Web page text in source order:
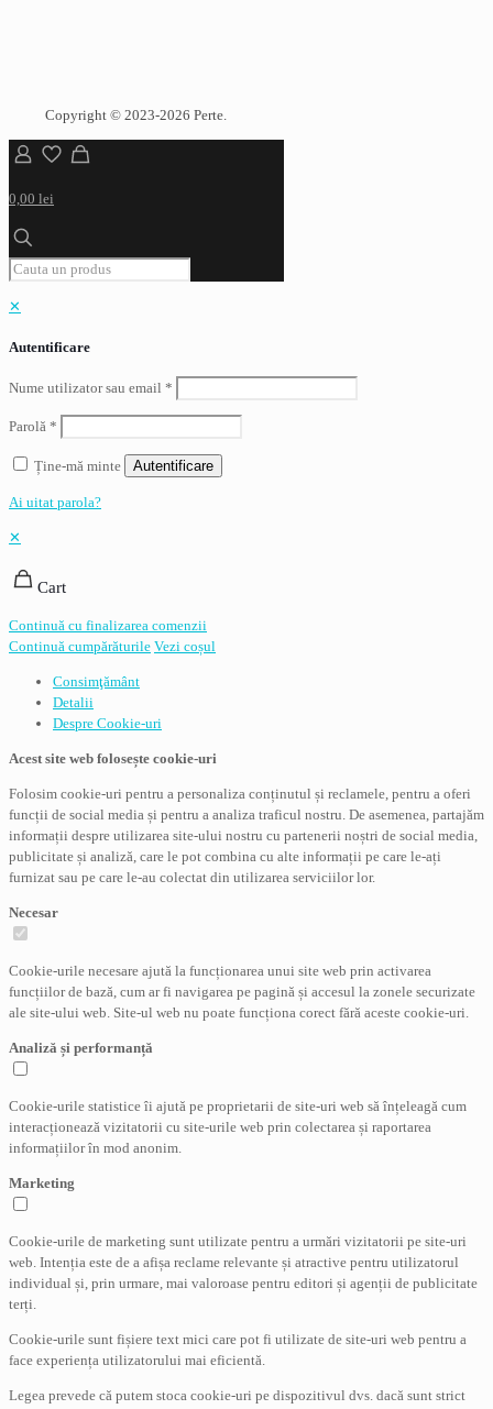
Copyright © 2023-2026 Perte.
0,00 lei
✕
Autentificare
Nume utilizator sau email *
Parolă *
Ține-mă minte Autentificare
Ai uitat parola?
✕
Cart
Continuă cu finalizarea comenzii
Continuă cumpărăturile Vezi coșul
Consimţământ
Detalii
Despre Cookie-uri
Acest site web folosește cookie-uri
Folosim cookie-uri pentru a personaliza conținutul și reclamele, pentru a oferi
funcții de social media și pentru a analiza traficul nostru. De asemenea, partajăm
informații despre utilizarea site-ului nostru cu partenerii noștri de social media,
publicitate și analiză, care le pot combina cu alte informații pe care le-ați
furnizat sau pe care le-au colectat din utilizarea serviciilor lor.
Necesar
Cookie-urile necesare ajută la funcționarea unui site web prin activarea
funcțiilor de bază, cum ar fi navigarea pe pagină și accesul la zonele securizate
ale site-ului web. Site-ul web nu poate funcționa corect fără aceste cookie-uri.
Analiză și performanță
Cookie-urile statistice îi ajută pe proprietarii de site-uri web să înțeleagă cum
interacționează vizitatorii cu site-urile web prin colectarea și raportarea
informațiilor în mod anonim.
Marketing
Cookie-urile de marketing sunt utilizate pentru a urmări vizitatorii pe site-uri
web. Intenția este de a afișa reclame relevante și atractive pentru utilizatorul
individual și, prin urmare, mai valoroase pentru editori și agenții de publicitate
terți.
Cookie-urile sunt fișiere text mici care pot fi utilizate de site-uri web pentru a
face experiența utilizatorului mai eficientă.
Legea prevede că putem stoca cookie-uri pe dispozitivul dvs. dacă sunt strict